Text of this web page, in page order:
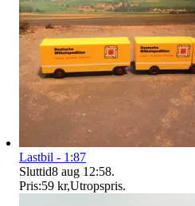
Lastbil - 1:87
Sluttid8 aug 12:58.
Pris:59 kr,Utropspris.